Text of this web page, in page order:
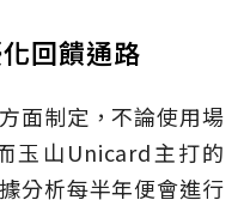
回饋通路
面制定，不論使用場
玉山Unicard主打的
分析每半年便會進行